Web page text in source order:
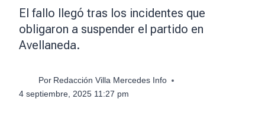
El fallo llegó tras los incidentes que
obligaron a suspender el partido en
Avellaneda.
Por Redacción Villa Mercedes Info
4 septiembre, 2025 11:27 pm